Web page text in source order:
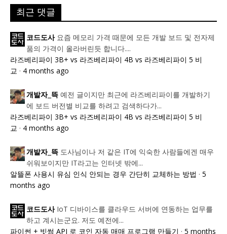
최근 댓글
코드도사 요즘 메모리 가격 때문에 모든 개발 보드 및 전자제
품의 가격이 올라버린듯 합니다....
라즈베리파이 3B+ vs 라즈베리파이 4B vs 라즈베리파이 5 비
교 · 4 months ago
개발자_뜩 예전 글이지만 최근에 라즈베리파이를 개발하기
에 보드 버전별 비교를 하려고 검색하다가...
라즈베리파이 3B+ vs 라즈베리파이 4B vs 라즈베리파이 5 비
교 · 4 months ago
개발자_뜩 도사님이나 저 같은 IT에 익숙한 사람들에겐 매우
쉬워보이지만 IT라고는 인터넷 밖에...
알뜰폰 사용시 유심 인식 안되는 경우 간단히 교체하는 방법 · 5
months ago
코드도사 IoT 디바이스를 클라우드 서버에 연동하는 업무를
하고 계시는군요. 저도 예전에...
파이썬 + 빗썸 API 로 코인 자동 매매 프로그램 만들기 · 5 months